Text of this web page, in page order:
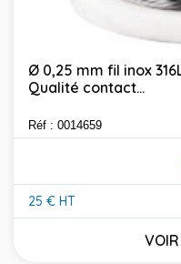
Ø 0,25 mm fil inox
Qualité contact...
Réf : 0014659
25 € HT
Prix